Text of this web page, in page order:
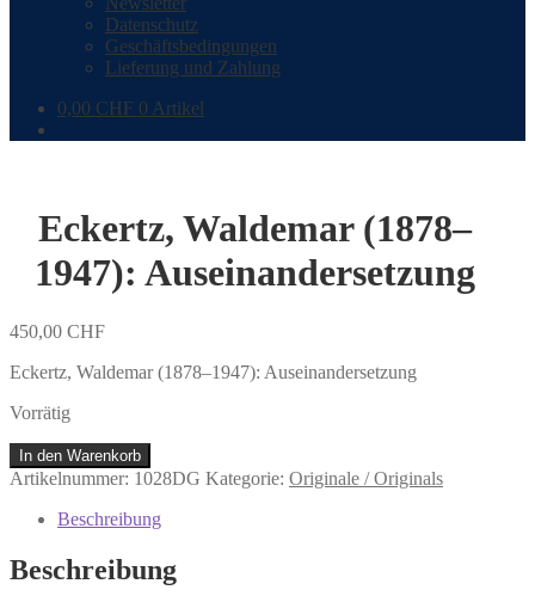
Datenschutz
Geschäftsbedingungen
Lieferung und Zahlung
0,00 CHF 0 Artikel
Eckertz, Waldemar (1878–
1947): Auseinandersetzung
450,00 CHF
Eckertz, Waldemar (1878–1947): Auseinandersetzung
Vorrätig
Eckertz,
Waldemar
1947):
Menge
In den Warenkorb
Artikelnummer: 1028DG Kategorie: Originale / Originals
Beschreibung
Beschreibung